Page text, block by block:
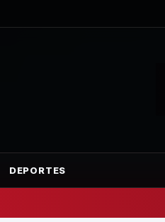
DEPORTES